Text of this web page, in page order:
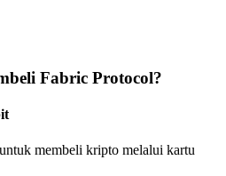
Fabric Protocol?
membeli kripto melalui kartu